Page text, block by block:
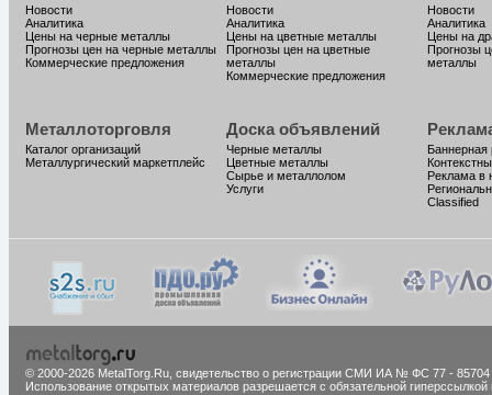
Новости
Аналитика
Цены на черные металлы
Прогнозы цен на черные металлы
Коммерческие предложения
Новости
Аналитика
Цены на цветные металлы
Прогнозы цен на цветные
металлы
Коммерческие предложения
Новости
Аналитика
Цены на
Прогнозы
металлы
Металлоторговля
Каталог организаций
Металлургический маркетплейс
Доска объявлений
Черные металлы
Цветные металлы
Сырье и металлолом
Услуги
Баннерная
Реклама в
Classified
© 2000-2026 MetalTorg.Ru, cвидетельство о регистрации СМИ ИА № ФС 77 - 85704
Использование открытых материалов разрешается с обязательной гиперссылкой